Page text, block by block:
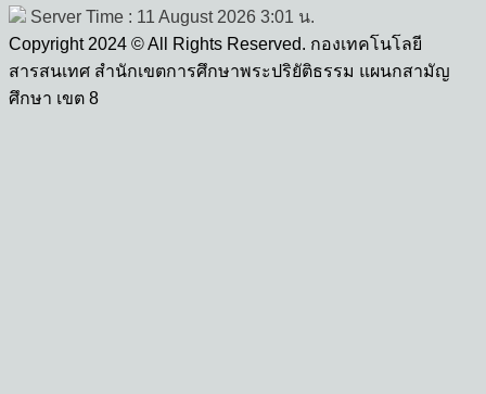
Server Time : 11 August 2026 3:01 น.
Copyright 2024 © All Rights Reserved. กองเทคโนโลยี
สารสนเทศ สำนักเขตการศึกษาพระปริยัติธรรม แผนกสามัญ
ศึกษา เขต 8